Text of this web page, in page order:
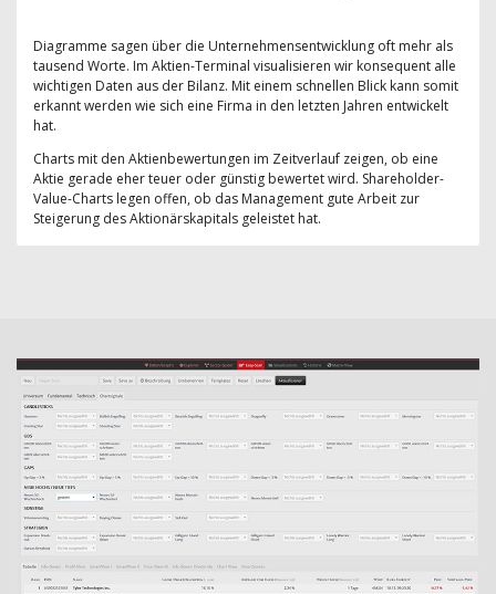
Diagramme sagen über die Unternehmensentwicklung oft mehr als
tausend Worte. Im Aktien-Terminal visualisieren wir konsequent alle
wichtigen Daten aus der Bilanz. Mit einem schnellen Blick kann somit
erkannt werden wie sich eine Firma in den letzten Jahren entwickelt
hat.
Charts mit den Aktienbewertungen im Zeitverlauf zeigen, ob eine
Aktie gerade eher teuer oder günstig bewertet wird. Shareholder-
Value-Charts legen offen, ob das Management gute Arbeit zur
Steigerung des Aktionärskapitals geleistet hat.